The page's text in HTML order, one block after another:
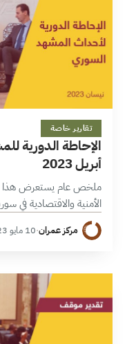
8 دقائق
تقارير خاصة
أبريل 2023
ملخص عام يستعرض هذا
الأمنية والاقتصادية
التقارب العربي مع نظام
في هذا الشهر، والذي…
مركز عمران·10 مايو 2023